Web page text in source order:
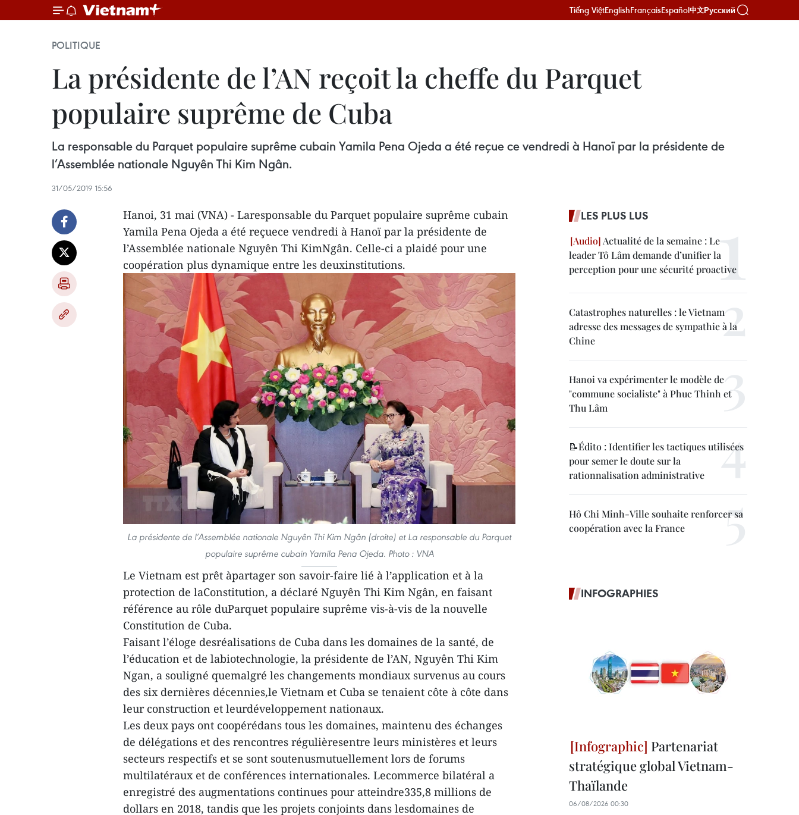
Tiếng ViệtEnglishFrançaisEspañol中文Русский
POLITIQUE
La présidente de l’AN reçoit la cheffe du Parquet
populaire suprême de Cuba
La responsable du Parquet populaire suprême cubain Yamila Pena Ojeda a été reçue ce vendredi à Hanoï par la présidente de
l’Assemblée nationale Nguyên Thi Kim Ngân.
31/05/2019 15:56
Hanoi, 31 mai (VNA) - Laresponsable du Parquet populaire suprême cubain
Yamila Pena Ojeda a été reçuece vendredi à Hanoï par la présidente de
l’Assemblée nationale Nguyên Thi KimNgân. Celle-ci a plaidé pour une
coopération plus dynamique entre les deuxinstitutions.
La présidente de l’Assemblée nationale Nguyên Thi Kim Ngân (droite) et La responsable du Parquet
populaire suprême cubain Yamila Pena Ojeda. Photo : VNA
Le Vietnam est prêt àpartager son savoir-faire lié à l’application et à la
protection de laConstitution, a déclaré Nguyên Thi Kim Ngân, en faisant
référence au rôle duParquet populaire suprême vis-à-vis de la nouvelle
Constitution de Cuba.
Faisant l’éloge desréalisations de Cuba dans les domaines de la santé, de
l’éducation et de labiotechnologie, la présidente de l’AN, Nguyên Thi Kim
Ngan, a souligné quemalgré les changements mondiaux survenus au cours
des six dernières décennies,le Vietnam et Cuba se tenaient côte à côte dans
leur construction et leurdéveloppement nationaux.
Les deux pays ont coopérédans tous les domaines, maintenu des échanges
de délégations et des rencontres régulièresentre leurs ministères et leurs
secteurs respectifs et se sont soutenusmutuellement lors de forums
multilatéraux et de conférences internationales. Lecommerce bilatéral a
enregistré des augmentations continues pour atteindre335,8 millions de
dollars en 2018, tandis que les projets conjoints dans lesdomaines de
LES PLUS LUS
Actualité de la semaine : Le
leader Tô Lâm demande d’unifier la
perception pour une sécurité proactive
Catastrophes naturelles : le Vietnam
adresse des messages de sympathie à la
Chine
Hanoi va expérimenter le modèle de
"commune socialiste" à Phuc Thinh et
Thu Lâm
📝Édito : Identifier les tactiques utilisées
pour semer le doute sur la
rationnalisation administrative
Hô Chi Minh-Ville souhaite renforcer sa
coopération avec la France
INFOGRAPHIES
Partenariat
stratégique global Vietnam-
Thaïlande
06/08/2026 00:30